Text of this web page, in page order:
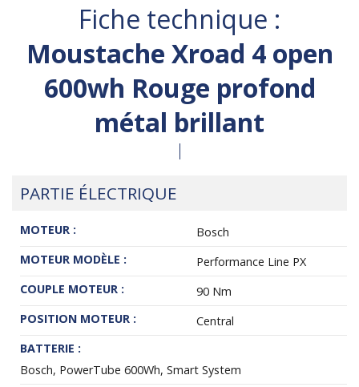
Fiche technique :
Moustache Xroad 4 open
600wh Rouge profond
métal brillant
PARTIE ÉLECTRIQUE
MOTEUR :
Bosch
MOTEUR MODÈLE :
Performance Line PX
COUPLE MOTEUR :
90 Nm
POSITION MOTEUR :
Central
BATTERIE :
Bosch, PowerTube 600Wh, Smart System